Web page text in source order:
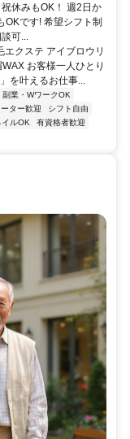
休みもOK！ 週2日か
OKです! 希望シフト制
可...
クステ アイブロウリ
お客様一人ひとり
を叶えるお仕事...
副業・WワークOK
ター歓迎
シフト自由
イルOK
有資格者歓迎